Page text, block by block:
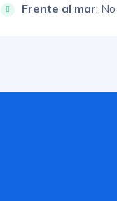
Frente al mar: No